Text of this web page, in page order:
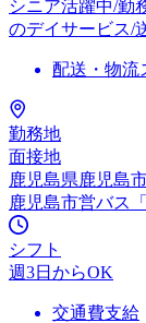
シニア活躍中/勤
のデイサービス/
配送・物流
勤務地
面接地
鹿児島県鹿児島
鹿児島市営バス
シフト
週3日からOK
交通費支給